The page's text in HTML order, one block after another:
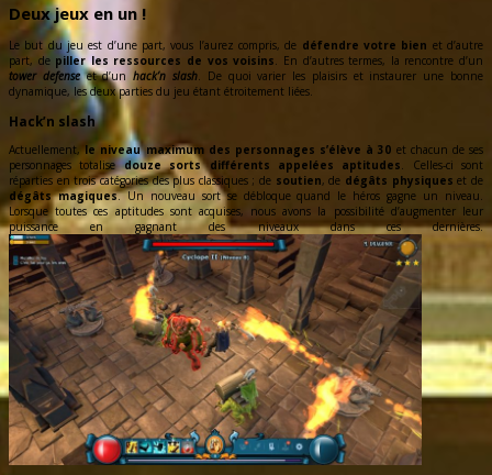
Deux jeux en un !
Le but du jeu est d’une part, vous l’aurez compris, de défendre votre bien et d’autre
part, de piller les ressources de vos voisins. En d’autres termes, la rencontre d’un
tower defenseet d’unhack’n slash. De quoi varier les plaisirs et instaurer une bonne
dynamique, les deux parties du jeu étant étroitement liées.
Hack’n slash
Actuellement,le niveau maximum des personnages s’élève à 30 et chacun de ses
personnages totalisedouze sorts différents appelées aptitudes. Celles-ci sont
réparties en trois catégories des plus classiques ; de soutien, de dégâts physiques et de
dégâts magiques. Un nouveau sort se débloque quand le héros gagne un niveau.
Lorsque toutes ces aptitudes sont acquises, nous avons la possibilité d’augmenter leur
puissance en gagnant des niveaux dans ces dernières.